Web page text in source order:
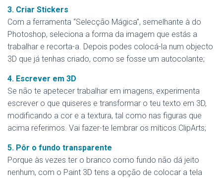
3. Criar Stickers
Com a ferramenta “Selecção Mágica”, semelhante à do
Photoshop, seleciona a forma da imagem que estás a
trabalhar e recorta-a. Depois podes colocá-la num objecto
3D que já tenhas criado, como se fosse um autocolante;
4. Escrever em 3D
Se não te apetecer trabalhar em imagens, experimenta
escrever o que quiseres e transformar o teu texto em 3D,
modificando a cor e a textura, tal como nas figuras que
acima referimos. Vai fazer-te lembrar os míticos ClipArts;
5. Pôr o fundo transparente
Porque às vezes ter o branco como fundo não dá jeito
nenhum, com o Paint 3D tens a opção de colocar a tela